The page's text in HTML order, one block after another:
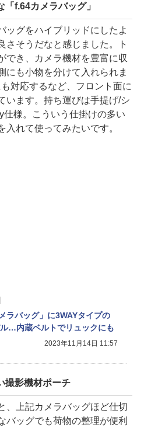
f.64カメラバッグ」
ッグをハイブリッドにしたよ
さそうだなと感じました。ト
でき、カメラ機材を豊富に収
にも小物を分けて入れられま
対応するなど、フロント面に
います。持ち運びは手提げ/シ
仕様。こういう仕掛けの多い
れて使ってみたいです。
ラバッグ」に3WAYタイプの
…内蔵ベルトでリュックにも
2023年11月14日 11:57
撮影機材ポーチ
、上記カメラバッグほど仕切
バッグでも荷物の整理が便利